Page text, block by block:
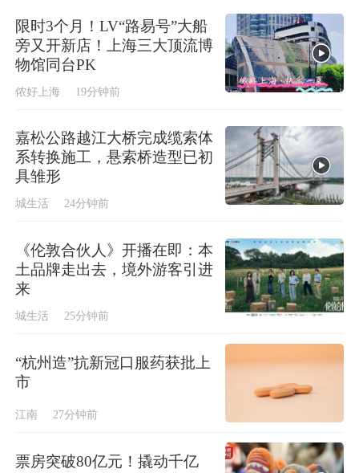
限时3个月！LV“路易号”大船
旁又开新店！上海三大顶流博
物馆同台PK
侬好上海 19分钟前
嘉松公路越江大桥完成缆索体
系转换施工，悬索桥造型已初
具雏形
城生活 24分钟前
《伦敦合伙人》开播在即：本
土品牌走出去，境外游客引进
来
城生活 25分钟前
“杭州造”抗新冠口服药获批上
市
江南 27分钟前
票房突破80亿元！撬动千亿